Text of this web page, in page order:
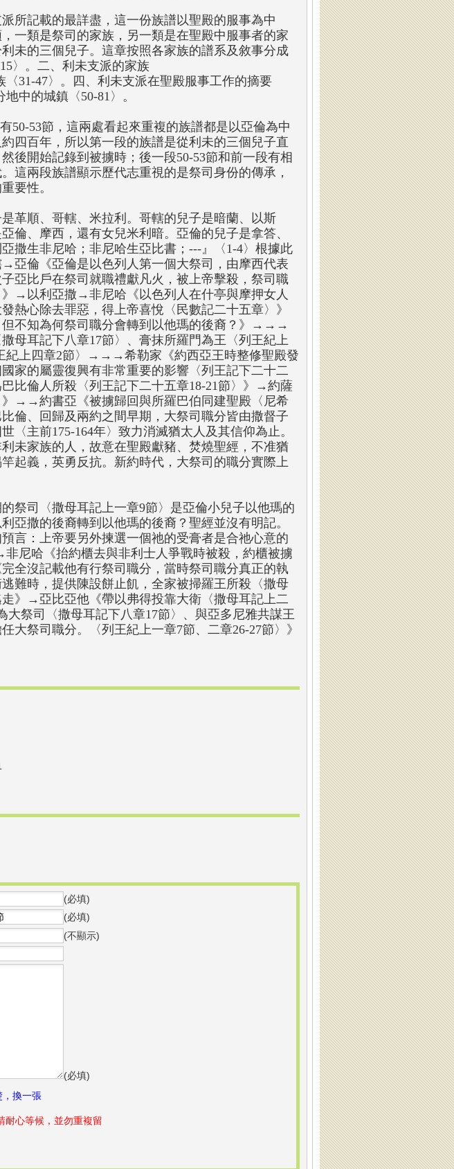
所記載的最詳盡，這一份族譜以聖殿的服事為中
一類是祭司的家族，另一類是在聖殿中服事者的家
未的三個兒子。這章按照各家族的譜系及敘事分成
〉。二、利未支派的家族
〈31-47〉。四、利未支派在聖殿服事工作的摘要
中的城鎮〈50-81〉。
50-53節，這兩處看起來重複的族譜都是以亞倫為中
四百年，所以第一段的族譜是從利未的三個兒子直
後開始記錄到被擄時；後一段50-53節和前一段有相
這兩段族譜顯示歷代志重視的是祭司身份的傳承，
要性。
革順、哥轄、米拉利。哥轄的兒子是暗蘭、以斯
倫、摩西，還有女兒米利暗。亞倫的兒子是拿答、
撒生非尼哈；非尼哈生亞比書；---』〈1-4〉根據此
亞倫《亞倫是以色列人第一個大祭司，由摩西代表
亞比戶在祭司就職禮獻凡火，被上帝擊殺，祭司職
→以利亞撒→非尼哈《以色列人在什亭與摩押女人
熱心除去罪惡，得上帝喜悅〈民數記二十五章〉》
不知為何祭司職分會轉到以他瑪的後裔？》→→→
母耳記下八章17節〉、膏抹所羅門為王〈列王紀上
紀上四章2節〉→→→希勒家《約西亞王時整修聖殿發
家的屬靈復興有非常重要的影響〈列王記下二十二
比倫人所殺〈列王記下二十五章18-21節〉》→約薩
》→→約書亞《被擄歸回與所羅巴伯同建聖殿〈尼希
、回歸及兩約之間早期，大祭司職分皆由撒督子
〈主前175-164年〉致力消滅猶太人及其信仰為止。
未家族的人，故意在聖殿獻豬、焚燒聖經，不准猶
起義，英勇反抗。新約時代，大祭司的職分實際上
司〈撒母耳記上一章9節〉是亞倫小兒子以他瑪的
亞撒的後裔轉到以他瑪的後裔？聖經並沒有明記。
言：上帝要另外揀選一個祂的受膏者是合祂心意的
尼哈《抬約櫃去與非利士人爭戰時被殺，約櫃被擄
全沒記載他有行祭司職分，當時祭司職分真正的執
難時，提供陳設餅止飢，全家被掃羅王所殺〈撒母
》→亞比亞他《帶以弗得投靠大衛〈撒母耳記上二
大祭司〈撒母耳記下八章17節〉、與亞多尼雅共謀王
大祭司職分。〈列王紀上一章7節、二章26-27節〉》
(必填)
(必填)
(不顯示)
(必填)
，換一張
耐心等候，並勿重複留